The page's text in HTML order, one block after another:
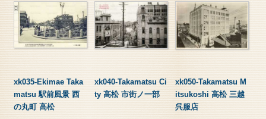
xk035-Ekimae Taka
matsu 駅前風景 西
の丸町 高松
xk040-Takamatsu Ci
ty 高松 市街ノ一部
xk050-Takamatsu M
itsukoshi 高松 三越
呉服店